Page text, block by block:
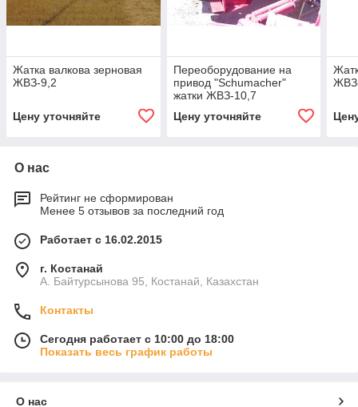
Жатка валкова зерновая
ЖВЗ-9,2
Цену уточняйте
Переоборудование на
привод "Schumacher"
жатки ЖВЗ-10,7
Цену уточняйте
О нас
Рейтинг не сформирован
Менее 5 отзывов за последний год
Работает с 16.02.2015
г. Костанай
А. Байтурсынова 95, Костанай, Казахстан
Контакты
Сегодня работает с 10:00 до 18:00
Показать весь график работы
О нас